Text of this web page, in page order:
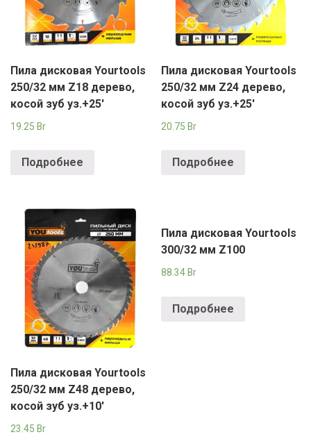
Пила дисковая Yourtools
250/32 мм Z18 дерево,
косой зуб уз.+25′
19.25 Br
Подробнее
Пила дисковая Yourtools
250/32 мм Z24 дерево,
косой зуб уз.+25′
20.75Br
Подробнее
Пила дисковая Yourtools
250/32 мм Z48 дерево,
косой зуб уз.+10′
23.45 Br
Пила дисковая Yourtools
300/32 мм Z100
88.34 Br
Подробнее